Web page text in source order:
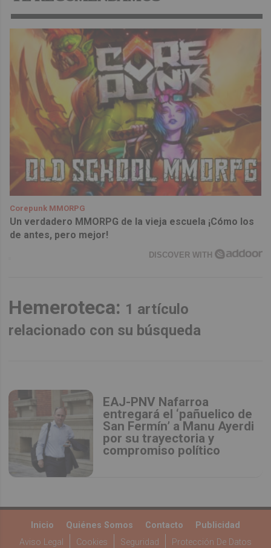
Corepunk MMORPG
Un verdadero MMORPG de la vieja escuela ¡Cómo los
de antes, pero mejor!
DISCOVER WITH
Hemeroteca: 1 artículo
relacionado con su búsqueda
EAJ-PNV Nafarroa
entregará el ‘pañuelico de
San Fermín’ a Manu Ayerdi
por su trayectoria y
compromiso político
Inicio Quiénes Somos Contacto
Publicidad
Aviso Legal
Cookies Seguridad Protección De Datos